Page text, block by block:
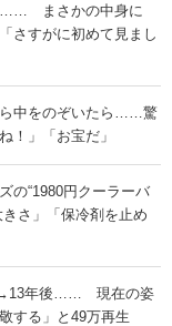
…… まさかの中身に
さすがに初めて見まし
中をのぞいたら……驚
！」「お宝だ」
の“1980円クーラーバ
さ」「保冷剤を止め
→13年後…… 現在の姿
する」と49万再生